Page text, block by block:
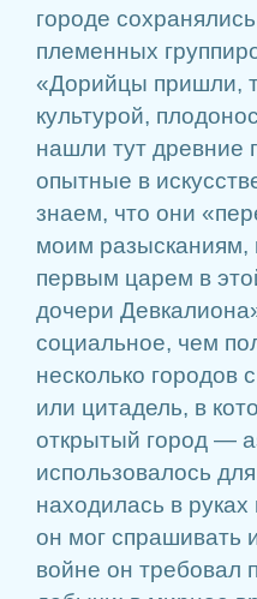
городе
племенных
«Дорийцы пришли,
культурой,
нашли тут древние
опытные в
знаем, что они
моим разысканиям,
первым царем в
дочери
социальное, чем
несколько городов
или цитадель, в
открытый город —
использовалось
находилась в
он мог спрашивать
войне он требовал